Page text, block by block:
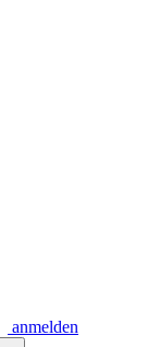
anmelden